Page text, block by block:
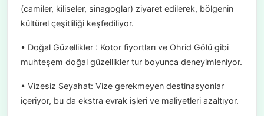
(camiler, kiliseler, sinagoglar) ziyaret edilerek, bölgenin
kültürel çeşitliliği keşfediliyor.
• Doğal Güzellikler : Kotor fiyortları ve Ohrid Gölü gibi
muhteşem doğal güzellikler tur boyunca deneyimleniyor.
• Vizesiz Seyahat: Vize gerekmeyen destinasyonlar
içeriyor, bu da ekstra evrak işleri ve maliyetleri azaltıyor.